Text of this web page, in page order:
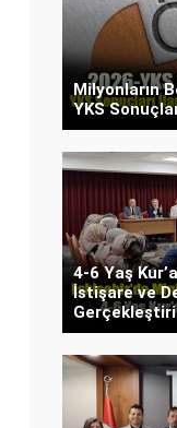
Milyonların
YKS
4-6 Yaş
İstişare ve